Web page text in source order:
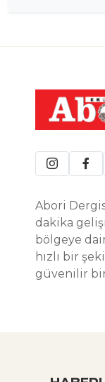
Abori
dakika
bölgeye
hızlı bir
güvenilir